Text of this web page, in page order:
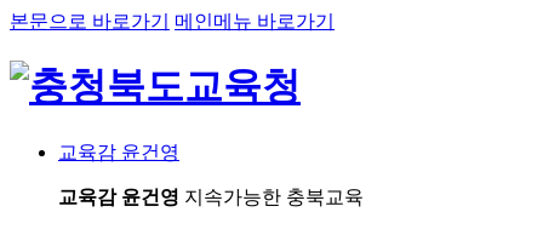
본문으로 바로가기 메인메뉴 바로가기
교육감 윤건영
교육감 윤건영 지속가능한 충북교육